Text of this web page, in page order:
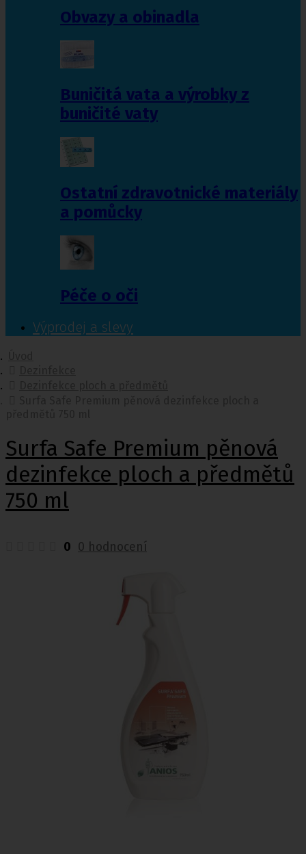
Obvazy a obinadla
Buničitá vata a výrobky z
buničité vaty
Ostatní zdravotnické materiály
a pomůcky
Péče o oči
Výprodej a slevy
Surfa Safe Premium pěnová
dezinfekce ploch a předmětů
750 ml
0 0 hodnocení